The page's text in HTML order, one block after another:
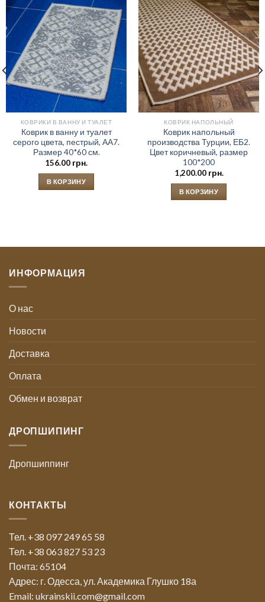
КОВРИКИ В ВАННУ И ТУАЛЕТ
Коврик в ванну и туалет
серого цвета, пестрый, АА7.
Размер 40*60 см.
156.00 грн.
В КОРЗИНУ
КОВРИК НАПОЛЬНЫЙ
Коврик напольный
производства Турции, ЕБ2.
Цвет коричневый, размер
100*200
1,200.00 грн.
В КОРЗИНУ
ИНФОРМАЦИЯ
О нас
Новости
Доставка
Оплата
Обмен и возврат
ДРОПШИПИНГ
Дропшиппинг
КОНТАКТЫ
Тел. +38 097 249 65 58
Тел. +38 063 827 53 23
Почта: 65104
Адрес: г. Одесса, ул. Академика Глушко 18а
Email: ukrainskii.com@gmail.com